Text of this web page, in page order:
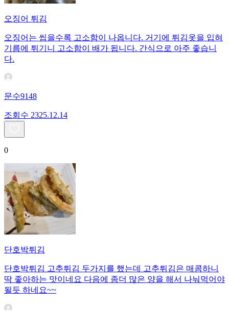
오징어 튀김
오징어는 씹을수록 고소함이 나옵니다. 거기에 튀김옷을 입혀
기름에 튀기니 고소함이 배가 됩니다. 간식으로 아주 좋습니
다.
문수9148
조회수 2325.12.14
0
단호박튀김
단호박튀김 고추튀김 두가지를 했는데 고추튀김은 매콤하니
딱 좋아하는 맛이네요 다음에 좀더 많은 양을 해서 나눠먹어야
될듯 하네요~~